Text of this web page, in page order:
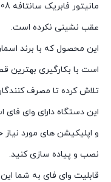
عقب نشینی نکرده است.
این محصول که با برند
است با بکارگیری بهترین
تلاش کرده تا مصرف
این دستگاه دارای وای
و اپلیکیشن های مورد
نصب و پیاده سازی کنید.
قابلیت وای فای به شما